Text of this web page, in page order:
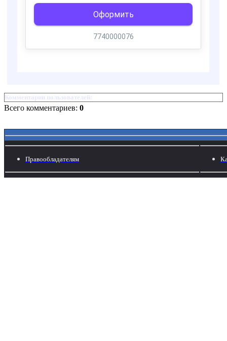
Комментарии пользователей:
Всего комментариев: 0
Правообладателям